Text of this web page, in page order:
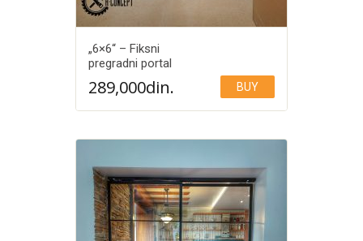
„6×6“ – Fiksni
pregradni portal
289,000din. BUY